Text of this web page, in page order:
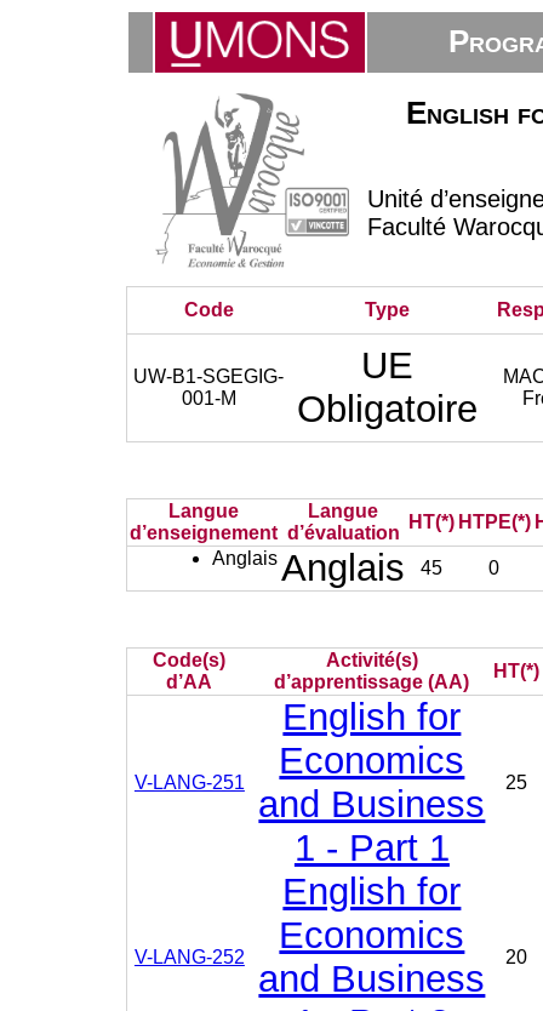
English
Unité
Faculté
Code Type
UW-B1-SGEGIG-
001-M
UE
Obligatoire
Langue
d’enseignement
Langue
d’évaluation
HT(*) HTPE(*)
AnglaisAnglais 45 0
Code(s)
d’AA
Activité(s)
d’apprentissage (AA)
HT(*)
V-LANG-251
English for
Economics
and Business
1 - Part 1
25
V-LANG-252
English for
Economics
and Business
20